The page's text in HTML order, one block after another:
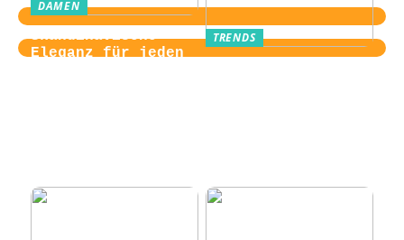
DAMEN
Skandinavische
Eleganz für jeden
TRENDS